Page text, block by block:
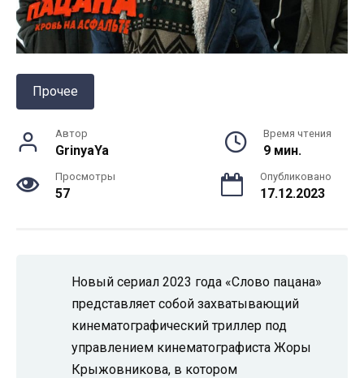
Прочее
Автор
GrinyaYa
Время чтения
9 мин.
Просмотры
57
Опубликовано
17.12.2023
Новый сериал 2023 года «Слово пацана»
представляет собой захватывающий
кинематографический триллер под
управлением кинематографиста Жоры
Крыжовникова, в котором